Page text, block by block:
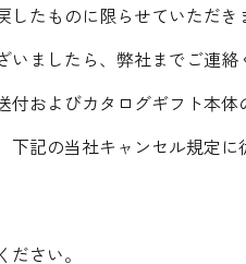
たものに限らせていただき
ましたら、弊社までご連絡
付およびカタログギフト本
下記の当社キャンセル規定
さい。